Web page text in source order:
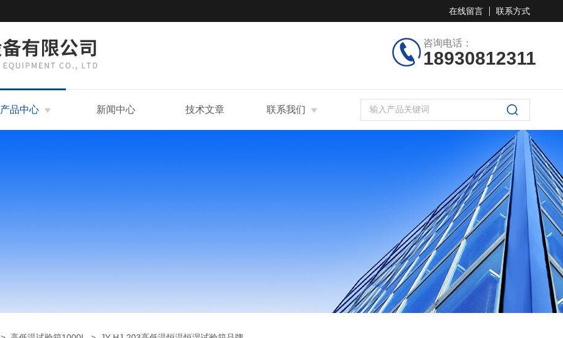
在线留言 联系方式
咨询电话：
18930812311
产品中心 新闻中心 技术文章 联系我们